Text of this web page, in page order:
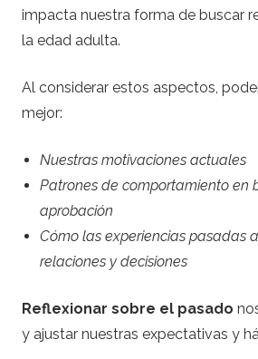
impacta nuestra forma de buscar
la edad adulta.
Al considerar estos aspectos,
mejor:
Nuestras motivaciones actuales
Patrones de comportamiento en
aprobación
Cómo las experiencias pasadas
relaciones y decisiones
Reflexionar sobre el pasado
y ajustar nuestras expectativas y